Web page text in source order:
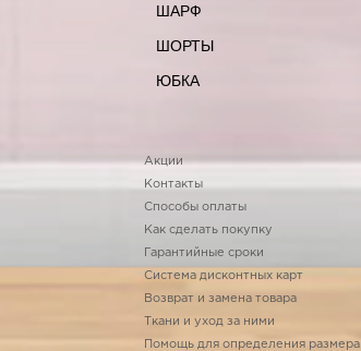
ШАРФ
ШОРТЫ
ЮБКА
Акции
Контакты
Способы оплаты
Как сделать покупку
Гарантийные сроки
Система дисконтных карт
Возврат и замена товара
Ткани и уход за ними
Помощь для определения размера